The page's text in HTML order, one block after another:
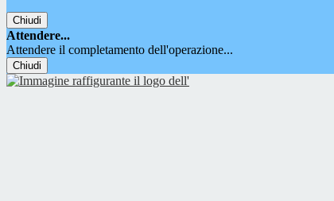
Chiudi
Attendere...
Attendere il completamento dell'operazione...
Chiudi